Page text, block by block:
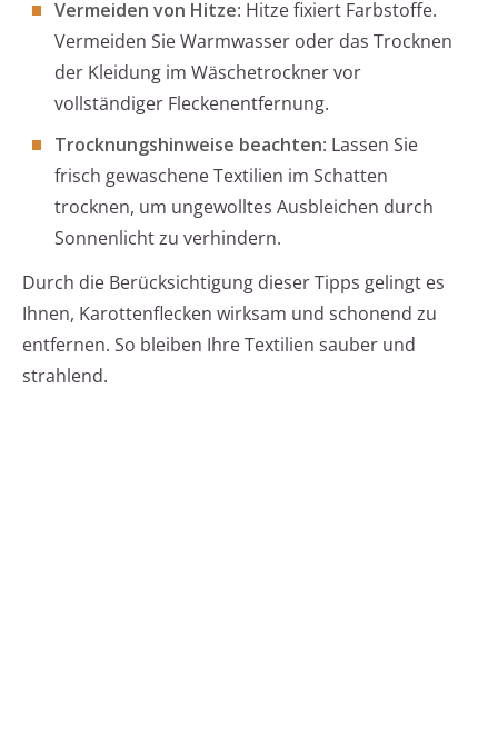
Vermeiden von Hitze: Hitze fixiert Farbstoffe.
Vermeiden Sie Warmwasser oder das Trocknen
der Kleidung im Wäschetrockner vor
vollständiger Fleckenentfernung.
Trocknungshinweise beachten: Lassen Sie
frisch gewaschene Textilien im Schatten
trocknen, um ungewolltes Ausbleichen durch
Sonnenlicht zu verhindern.
Durch die Berücksichtigung dieser Tipps gelingt es
Ihnen, Karottenflecken wirksam und schonend zu
entfernen. So bleiben Ihre Textilien sauber und
strahlend.